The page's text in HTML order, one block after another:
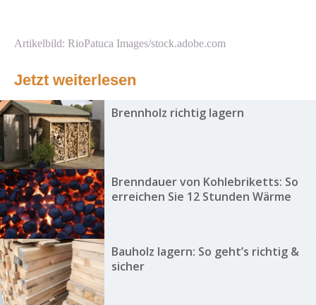
Artikelbild: RioPatuca Images/stock.adobe.com
Jetzt weiterlesen
Brennholz richtig lagern
Brenndauer von Kohlebriketts: So
erreichen Sie 12 Stunden Wärme
Bauholz lagern: So geht’s richtig &
sicher